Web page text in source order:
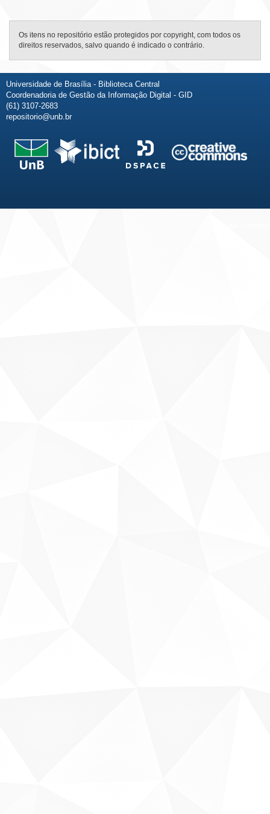
Os itens no repositório estão protegidos por copyright, com todos os
direitos reservados, salvo quando é indicado o contrário.
Universidade de Brasília - Biblioteca Central
Coordenadoria de Gestão da Informação Digital - GID
(61) 3107-2683
repositorio@unb.br